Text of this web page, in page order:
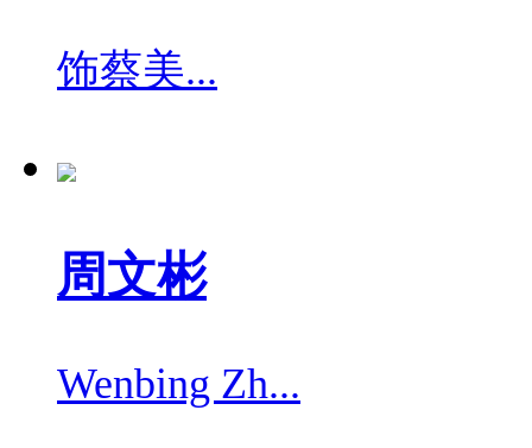
饰蔡美...
周文彬
Wenbing Zh...